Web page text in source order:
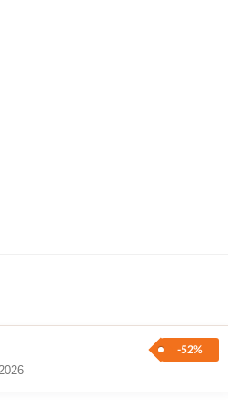
-52%